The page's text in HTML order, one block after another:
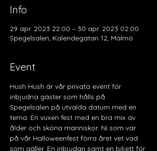
Info
29 apr. 2023 22:00 – 30 apr. 2023 02:00
Spegelsalen, Kalendegatan 12, Malmö
Event
Hush Hush är vår privata event för
inbjudna gäster som hålls på
Spegelsalen på utvalda datum med en
tema. En vuxen fest med en bra mix av
ålder och sköna människor. Ni som var
på vår Halloweenfest förra året vet vad
som gäller. En inbjudan samt en biljett för